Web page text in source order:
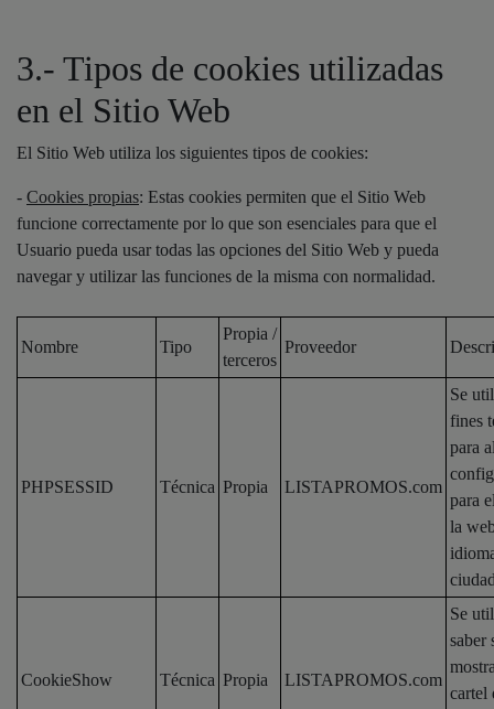
3.- Tipos de cookies utilizadas
en el Sitio Web
El Sitio Web utiliza los siguientes tipos de cookies:
- Cookies propias: Estas cookies permiten que el Sitio Web
funcione correctamente por lo que son esenciales para que el
Usuario pueda usar todas las opciones del Sitio Web y pueda
navegar y utilizar las funciones de la misma con normalidad.
Nombre Tipo
Propia /
terceros
Proveedor
PHPSESSID Técnica Propia LISTAPROMOS.com
Se
fines
para
para
la
CookieShow Técnica Propia LISTAPROMOS.com
Se
saber
cartel